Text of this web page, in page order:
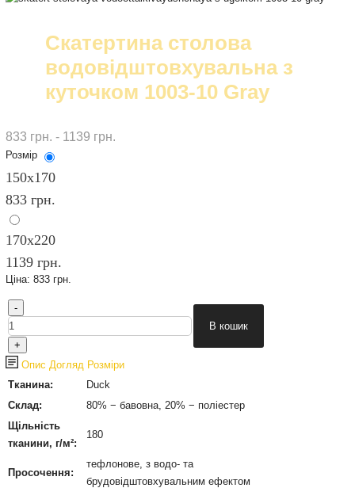
Скатертина столова
водовідштовхувальна з
куточком 1003-10 Gray
833 грн. - 1139 грн.
Розмір
150х170
833 грн.
170х220
1139 грн.
Ціна: 833 грн.
Опис Догляд Розміри
Тканина:
Duck
Склад:
80% − бавовна, 20% − поліестер
Щільність
тканини, г/м²:
180
Просочення:
тефлонове, з водо- та
брудовідштовхувальним ефектом